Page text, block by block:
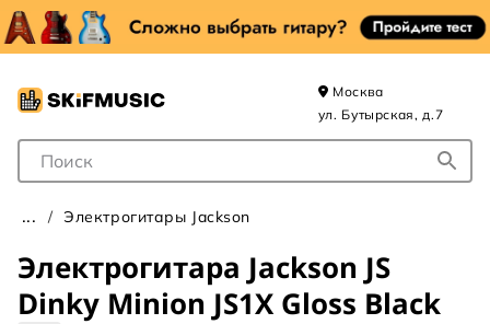
Поле для Поиска
Москва
ул. Бутырская, д.7
Электрогитары Jackson
Электрогитара Jackson JS
Dinky Minion JS1X Gloss Black